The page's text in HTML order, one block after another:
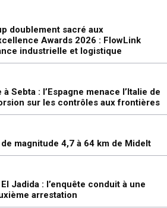
doublement sacré aux
Awards 2026 : FlowLink
industrielle et logistique
Sebta : l’Espagne menace l’Italie de
sur les contrôles aux frontières
magnitude 4,7 à 64 km de Midelt
Jadida : l’enquête conduit à une
arrestation